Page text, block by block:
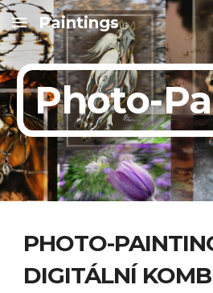
Skip to main content
Paintings
Photo-
PHOTO-
DIGITÁLNÍ